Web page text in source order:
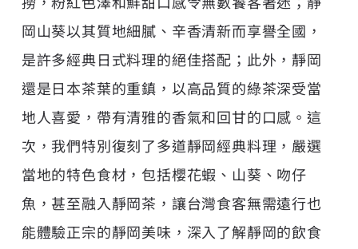
岡山葵以其質地細膩、辛香清新而享譽全國，
是許多經典日式料理的絕佳搭配；此外，靜岡
還是日本茶葉的重鎮，以高品質的綠茶深受當
地人喜愛，帶有清雅的香氣和回甘的口感。這
次，我們特別復刻了多道靜岡經典料理，嚴選
當地的特色食材，包括櫻花蝦、山葵、吻仔
魚，甚至融入靜岡茶，讓台灣食客無需遠行也
能體驗正宗的靜岡美味，深入了解靜岡的飲食